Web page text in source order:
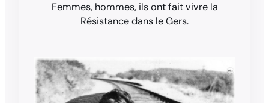
Femmes, hommes, ils ont fait vivre la
Résistance dans le Gers.